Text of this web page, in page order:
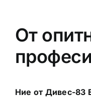
От
Ние от Дивес-83